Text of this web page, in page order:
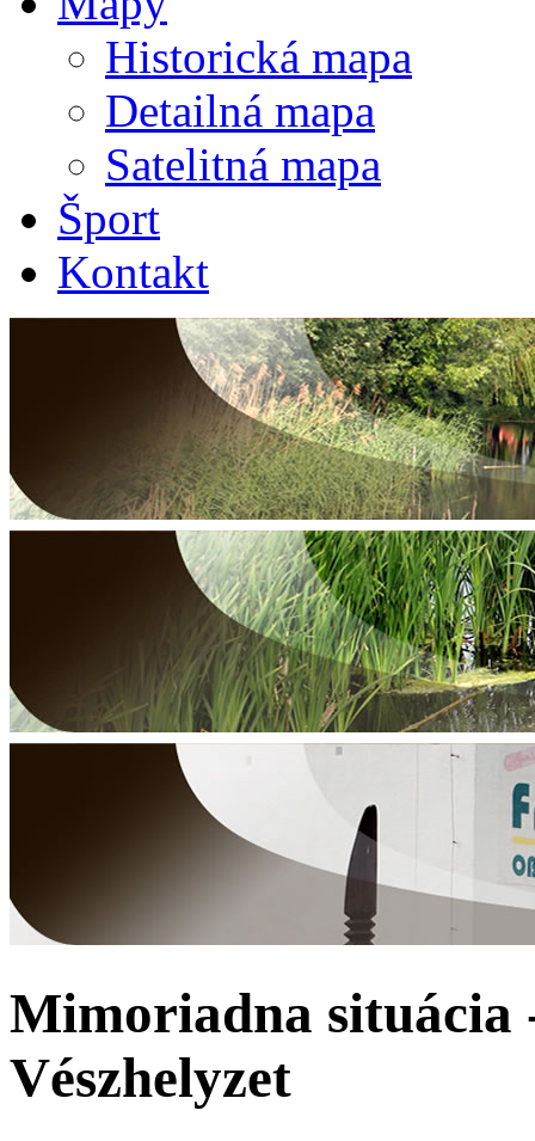
Historická mapa
Detailná mapa
Satelitná mapa
Šport
Kontakt
Mimoriadna situácia
Vészhelyzet